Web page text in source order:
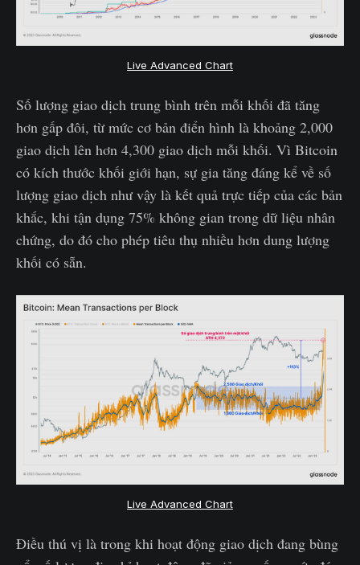
Live Advanced Chart
Số lượng giao dịch trung bình trên mỗi khối đã tăng
hơn gấp đôi, từ mức cơ bản điển hình là khoảng 2,000
giao dịch lên hơn 4,300 giao dịch mỗi khối. Vì Bitcoin
có kích thước khối giới hạn, sự gia tăng đáng kể về số
lượng giao dịch như vậy là kết quả trực tiếp của các bản
khắc, khi tận dụng 75% không gian trong dữ liệu nhân
chứng, do đó cho phép tiêu thụ nhiều hơn dung lượng
khối có sẵn.
Live Advanced Chart
Điều thú vị là trong khi hoạt động giao dịch đang bùng